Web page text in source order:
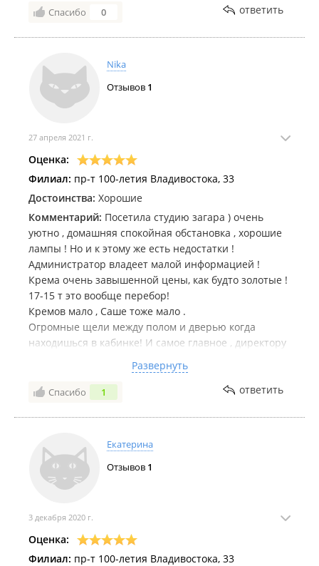
Спасибо 0 ответить
Nika
Отзывов 1
27 апреля 2021 г.
Оценка:
Филиал: пр-т 100-летия Владивостока, 33
Достоинства: Хорошие
Комментарий: Посетила студию загара ) очень
уютно , домашняя спокойная обстановка , хорошие
лампы ! Но и к этому же есть недостатки !
Администратор владеет малой информацией !
Крема очень завышенной цены, как будто золотые !
17-15 т это вообще перебор!
Кремов мало , Саше тоже мало .
Огромные щели между полом и дверью когда
находишься в кабинке! И самое главное , директору
солярии , на котором лежишь , такое долгое время ,
я уже лет 8-9 хожу в студию переодически и там все
хорошая конечно . Диваны наконец то поменяли , а
позор полный !!! Так что руководство возьмите на
заметку ☝🏼
Развернуть
Спасибо 1 ответить
Екатерина
Отзывов 1
3 декабря 2020 г.
Оценка:
Филиал: пр-т 100-летия Владивостока, 33